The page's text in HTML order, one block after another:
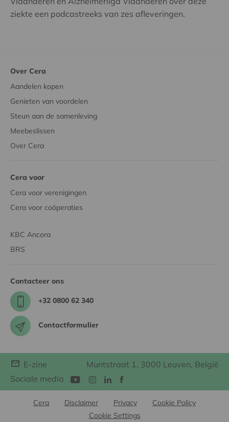
ziekte een podcastreeks van zes afleveringen.
Over Cera
Aandelen kopen
Genieten van voordelen
Steun aan de samenleving
Meebeslissen
Over Cera
Cera voor
Cera voor verenigingen
Cera voor coöperaties
KBC Ancora
BRS
Contacteer ons
+32 0800 62 340
Contactformulier
E-zine
Muntstraat 1, 3000 Leuven, België
Sociale media
Cera Disclaimer Privacy
Cookie Policy
Cookie Settings